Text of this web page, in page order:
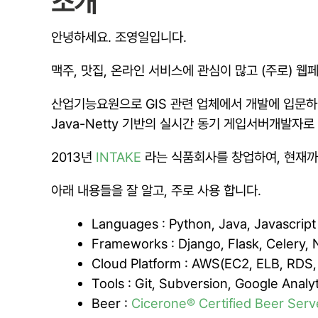
안녕하세요. 조영일입니다.
맥주, 맛집, 온라인 서비스에 관심이 많고 (주로)
산업기능요원으로 GIS 관련 업체에서 개발에 입문
Java-Netty 기반의 실시간 동기 게입서버개발자로
2013년 INTAKE 라는 식품회사를 창업하여, 현재
아래 내용들을 잘 알고, 주로 사용 합니다.
Languages : Python, Java, Javascript
Frameworks : Django, Flask, Celery,
Cloud Platform : AWS(EC2, ELB,
Tools : Git, Subversion, Google
Beer : Cicerone® Certified Beer